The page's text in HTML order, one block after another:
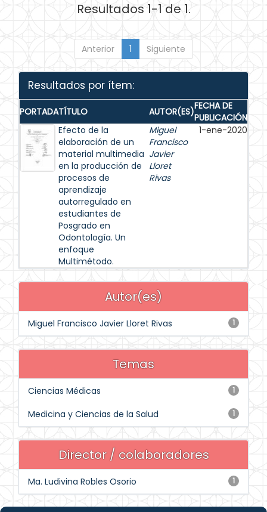
Resultados 1-1 de 1.
Anterior 1 Siguiente
Resultados por ítem:
PORTADATÍTULO AUTOR(ES)FECHA DE
PUBLICACIÓN
Efecto de la
elaboración de un
material multimedia
en la producción de
procesos de
aprendizaje
autorregulado en
estudiantes de
Posgrado en
Odontología. Un
enfoque
Multimétodo.
Miguel
Francisco
Javier
Lloret
Rivas
1-ene-2020
Autor(es)
1
Miguel Francisco Javier Lloret Rivas
Temas
1
Ciencias Médicas
1
Medicina y Ciencias de la Salud
Director / colaboradores
1
Ma. Ludivina Robles Osorio